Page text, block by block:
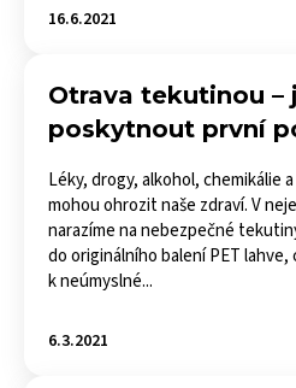
16.6.2021
Otrava tekutinou –⁠
poskytnout první
Léky, drogy, alkohol, chemikálie
mohou ohrozit naše zdraví. V
narazíme na nebezpečné
do originálního balení PET lahve,
k neúmyslné...
6.3.2021